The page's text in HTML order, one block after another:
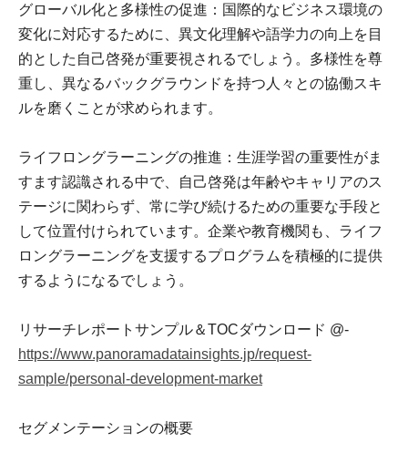
グローバル化と多様性の促進：国際的なビジネス環境の
変化に対応するために、異文化理解や語学力の向上を目
的とした自己啓発が重要視されるでしょう。多様性を尊
重し、異なるバックグラウンドを持つ人々との協働スキ
ルを磨くことが求められます。
ライフロングラーニングの推進：生涯学習の重要性がま
すます認識される中で、自己啓発は年齢やキャリアのス
テージに関わらず、常に学び続けるための重要な手段と
して位置付けられています。企業や教育機関も、ライフ
ロングラーニングを支援するプログラムを積極的に提供
するようになるでしょう。
リサーチレポートサンプル＆TOCダウンロード @-
https://www.panoramadatainsights.jp/request-
sample/personal-development-market
セグメンテーションの概要